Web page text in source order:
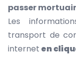
passer
Les
transport de
internet en